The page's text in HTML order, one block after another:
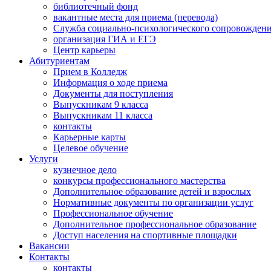
библиотечный фонд
вакантные места для приема (перевода)
Служба социально-психологического
организация ГИА и ЕГЭ
Центр карьеры
Абитуриентам
Прием в Колледж
Информация о ходе приема
Документы для поступления
Выпускникам 9 класса
Выпускникам 11 класса
контакты
Карьерные карты
Целевое обучение
Услуги
кузнечное дело
конкурсы профессионального мастерства
Дополнительное образование детей и взрослых
Нормативные документы по организации услуг
Профессиональное обучение
Дополнительное профессиональное образование
Доступ населения на спортивные площадки
Вакансии
Контакты
контакты